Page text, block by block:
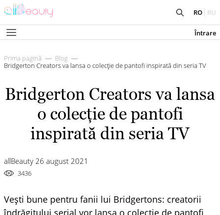
RO RU
Întrare
Prima pagină
Blog
Bridgerton Creators va lansa o colecție de pantofi inspirată din seria TV
Bridgerton Creators va lansa
o colecție de pantofi
inspirată din seria TV
allBeauty 26 august 2021
3436
Vești bune pentru fanii lui Bridgertons: creatorii
îndrăgitului serial vor lansa o colecție de pantofi